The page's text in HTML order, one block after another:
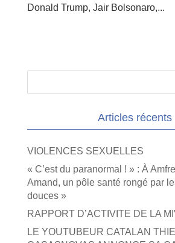
Donald Trump, Jair Bolsonaro,...
Articles récents
VIOLENCES SEXUELLES
« C’est du paranormal ! » : À
Amand, un pôle santé rongé par
douces »
RAPPORT D’ACTIVITE DE LA
LE YOUTUBEUR CATALAN